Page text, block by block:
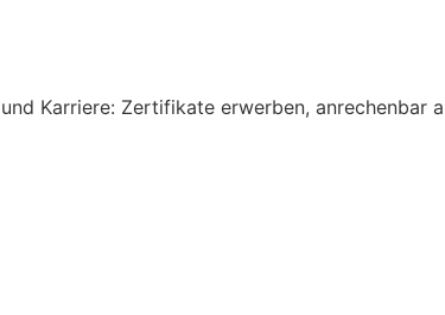
Karriere: Zertifikate erwerben, anrechenbar